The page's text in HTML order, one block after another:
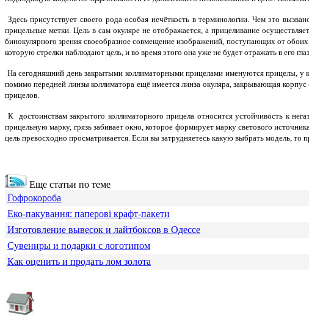
Здесь присутствует своего рода особая нечёткость в терминологии. Чем это
прицельные метки. Цель в сам окуляре не отображается, а прицеливание
бинокулярного зрения своеобразное совмещение изображений, поступающих от
которую стрелки наблюдают цель, и во время этого она уже не будет отражать в его
На сегодняшний день закрытыми коллиматорными прицелами именуются прицелы,
помимо передней линзы коллиматора ещё имеется линза окуляра, закрывающая
прицелов.
К достоинствам закрытого коллиматорного прицела относится устойчивость к
прицельную марку, грязь забивает окно, которое формирует марку светового
цель превосходно просматривается. Если вы затрудняетесь какую выбрать модель,
Еще статьи по теме
Гофрокороба
Еко-пакування: паперові крафт-пакети
Изготовление вывесок и лайтбоксов в Одессе
Сувениры и подарки с логотипом
Как оценить и продать лом золота